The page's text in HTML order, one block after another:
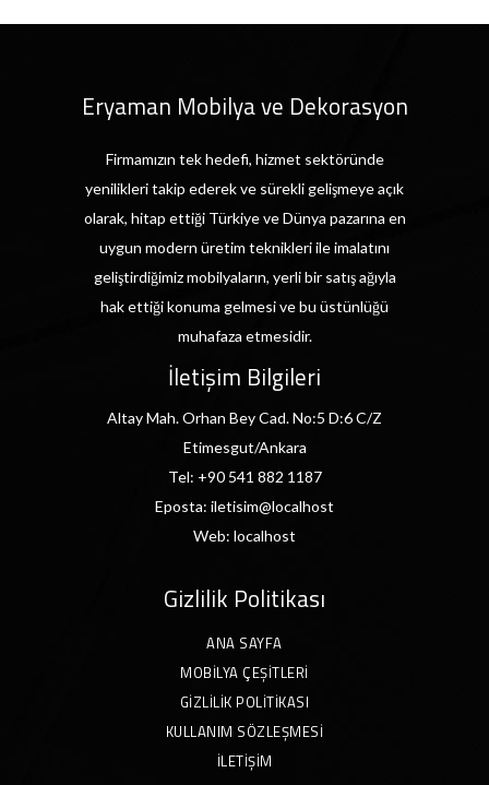
Eryaman Mobilya ve Dekorasyon
Firmamızın tek hedefi, hizmet sektöründe
yenilikleri takip ederek ve sürekli gelişmeye açık
olarak, hitap ettiği Türkiye ve Dünya pazarına en
uygun modern üretim teknikleri ile imalatını
geliştirdiğimiz mobilyaların, yerli bir satış ağıyla
hak ettiği konuma gelmesi ve bu üstünlüğü
muhafaza etmesidir.
İletişim Bilgileri
Altay Mah. Orhan Bey Cad. No:5 D:6 C/Z
Etimesgut/Ankara
Tel: +90 541 882 1187
Eposta: iletisim@localhost
Web: localhost
Gizlilik Politikası
ANA SAYFA
MOBILYA ÇEŞITLERI
GIZLILIK POLITIKASI
KULLANIM SÖZLEŞMESI
İLETIŞIM